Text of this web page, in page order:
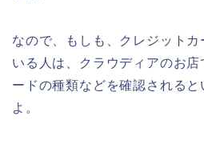
なので、もしも、クレジット
いる人は、クラウディアのお
ードの種類などを確認される
よ。